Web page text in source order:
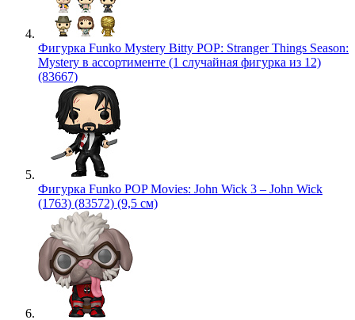
Фигурка Funko Mystery Bitty POP: Stranger Things Season:
Mystery в ассортименте (1 случайная фигурка из 12)
(83667)
Фигурка Funko POP Movies: John Wick 3 – John Wick
(1763) (83572) (9,5 см)